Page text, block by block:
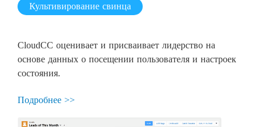
Культивирование свинца
CloudCC оценивает и присваивает лидерство на
основе данных о посещении пользователя и настроек
состояния.
Подробнее >>